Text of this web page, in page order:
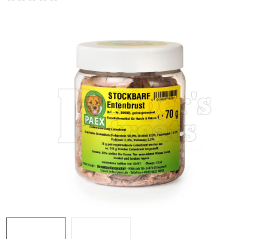
Reklamačný poriadok
Ochrana osobných údajov
O nás – Piper’s Treats
Kontakt
BARF pre psov a mačky – FAQ
Odstúpiť od zmluvy tu